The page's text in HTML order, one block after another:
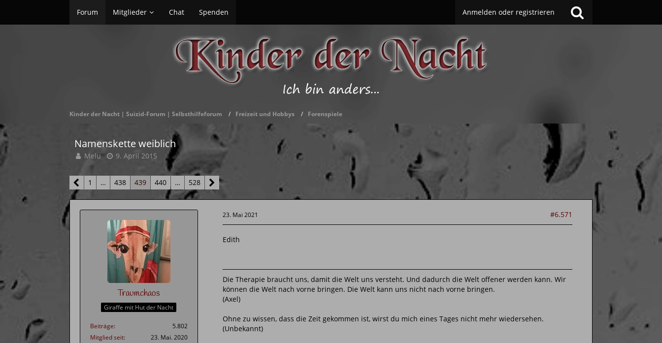
Forum Mitglieder Chat Spenden Anmelden oder registrieren
Kinder der Nacht | Suizid-Forum | Selbsthilfeforum Freizeit und Hobbys Forenspiele
Namenskette weiblich
Melu 9. April 2015
1 … 438 439 440 … 528
Traumchaos
Giraffe mit Hut der Nacht
Beiträge
5.802
Mitglied seit
23. Mai. 2020
23. Mai 2021 #6.571
Edith
Die Therapie braucht uns, damit die Welt uns versteht. Und dadurch die Welt offener werden kann. Wir
können die Welt nach vorne bringen. Die Welt kann uns nicht nach vorne bringen.
(Axel)
Ohne zu wissen, dass die Zeit gekommen ist, wirst du mich eines Tages nicht mehr wiedersehen.
(Unbekannt)